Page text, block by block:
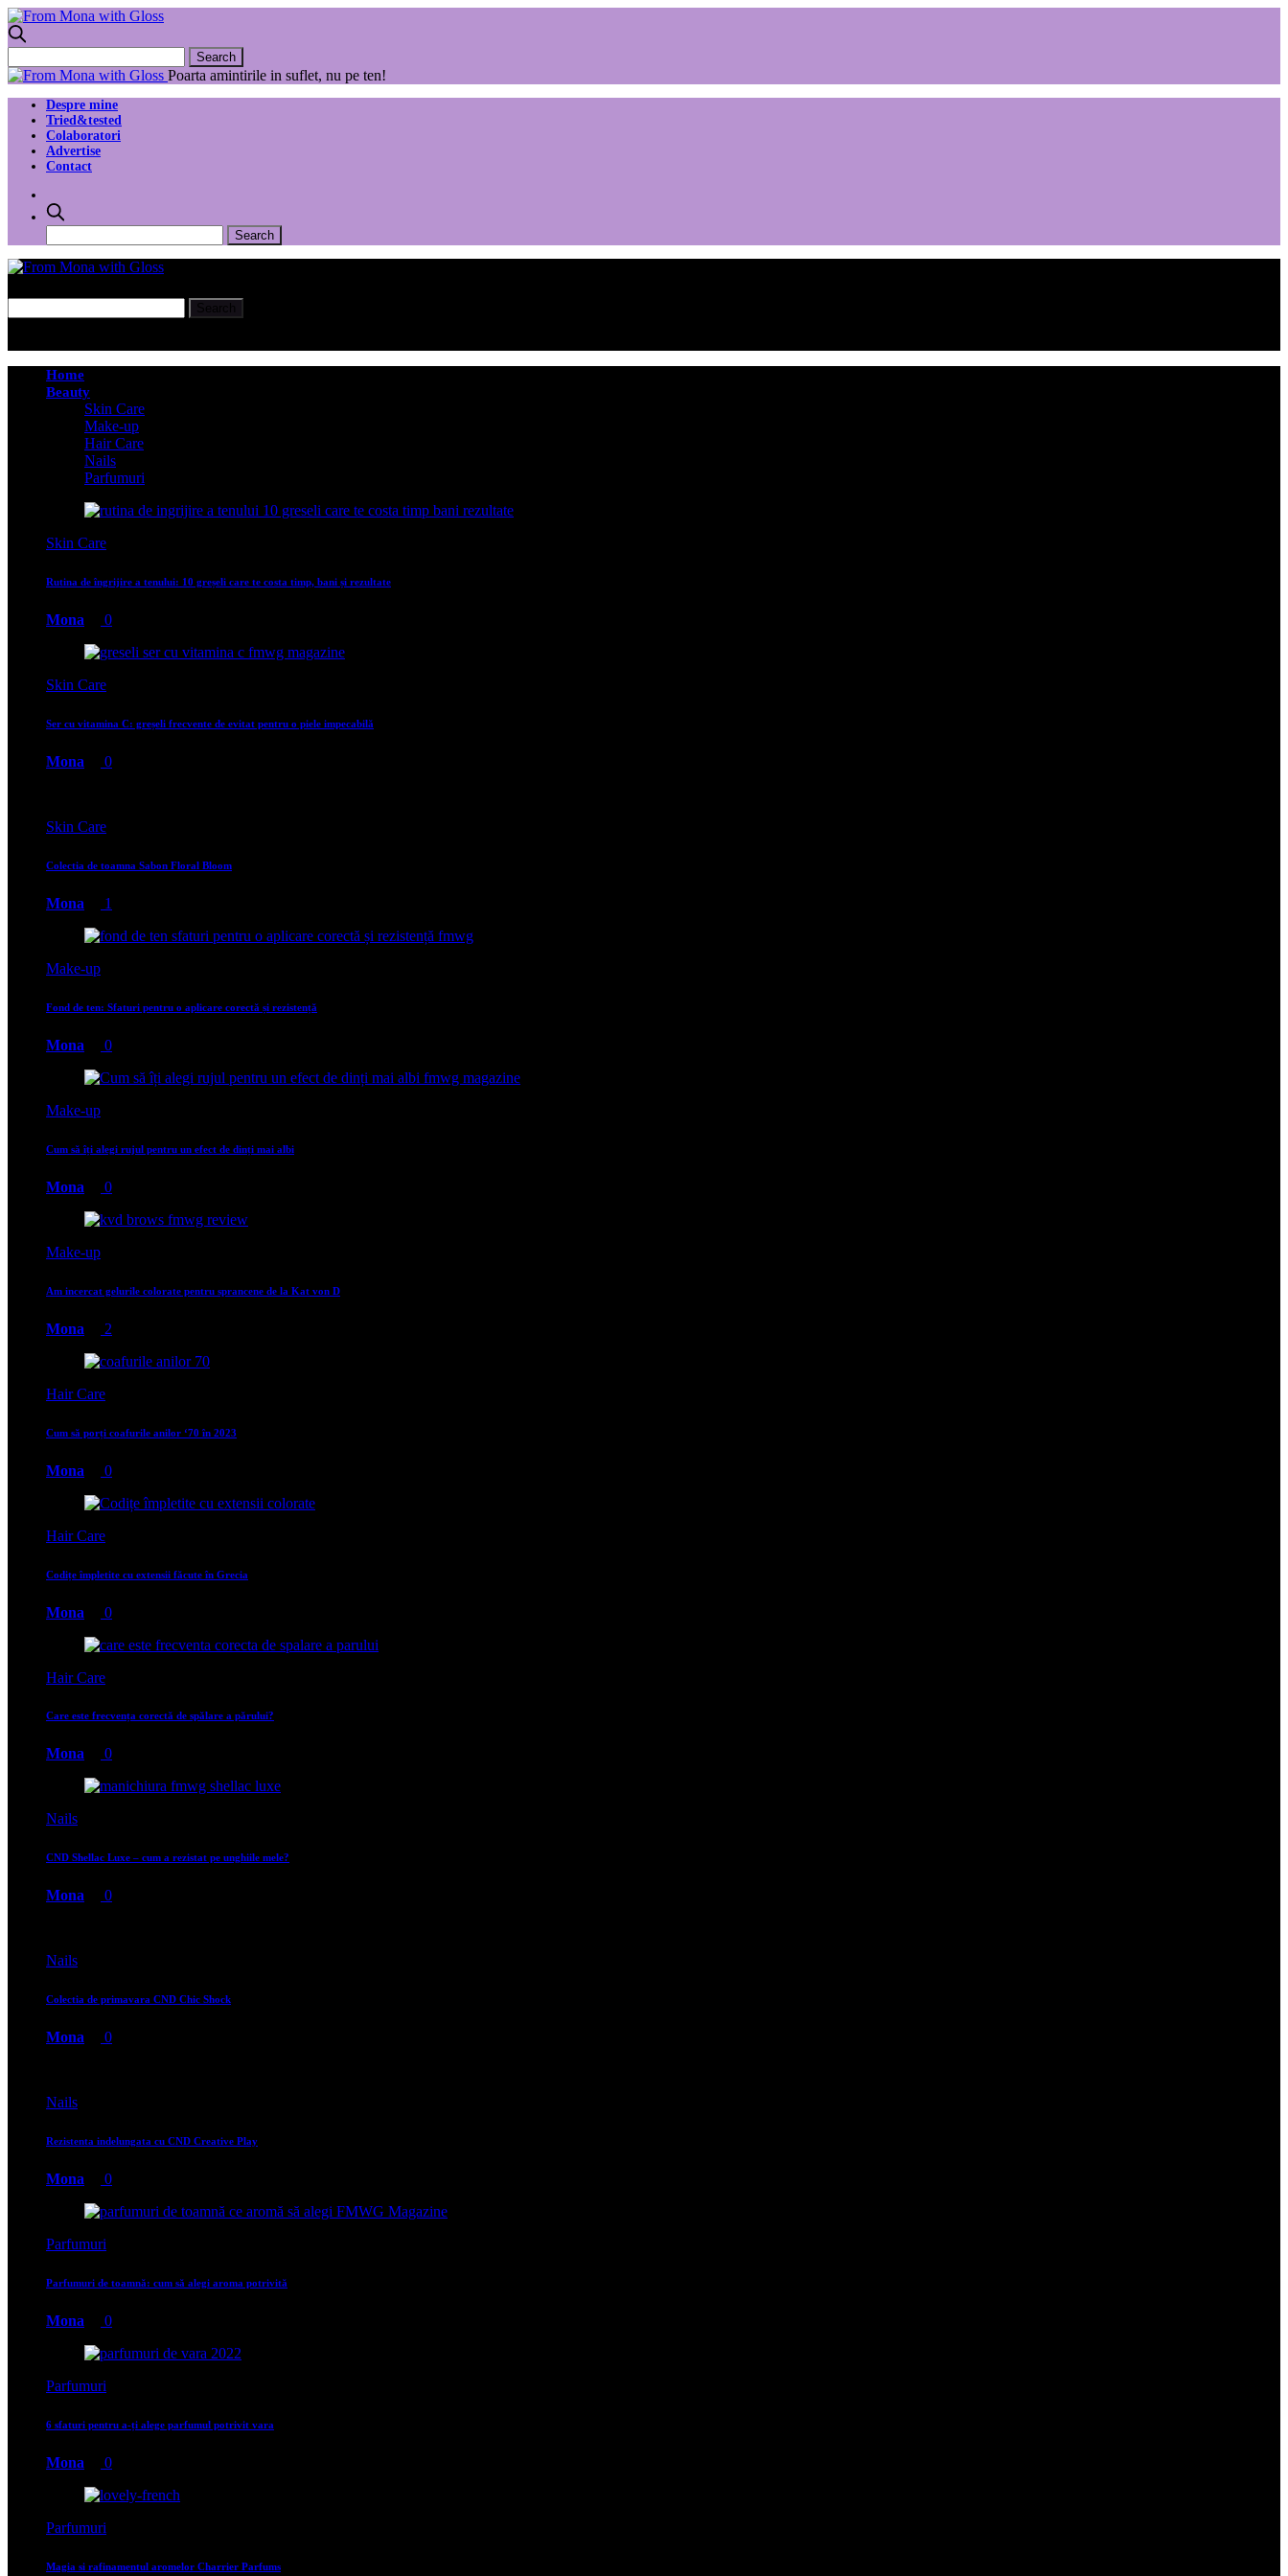
Poarta amintirile in suflet, nu pe ten!
Despre mine
Tried&tested
Colaboratori
Advertise
Contact
Home
Beauty
Skin Care
Make-up
Hair Care
Nails
Parfumuri
Skin Care
Rutina de îngrijire a tenului: 10 greșeli care te costa timp, bani și rezultate
Mona 0
Skin Care
Ser cu vitamina C: greșeli frecvente de evitat pentru o piele impecabilă
Mona 0
Skin Care
Colectia de toamna Sabon Floral Bloom
Mona 1
Make-up
Fond de ten: Sfaturi pentru o aplicare corectă și rezistență
Mona 0
Make-up
Cum să îți alegi rujul pentru un efect de dinți mai albi
Mona 0
Make-up
Am incercat gelurile colorate pentru sprancene de la Kat von D
Mona 2
Hair Care
Cum să porți coafurile anilor ‘70 în 2023
Mona 0
Hair Care
Codițe împletite cu extensii făcute în Grecia
Mona 0
Hair Care
Care este frecvența corectă de spălare a părului?
Mona 0
Nails
CND Shellac Luxe – cum a rezistat pe unghiile mele?
Mona 0
Nails
Colectia de primavara CND Chic Shock
Mona 0
Nails
Rezistenta indelungata cu CND Creative Play
Mona 0
Parfumuri
Parfumuri de toamnă: cum să alegi aroma potrivită
Mona 0
Parfumuri
6 sfaturi pentru a-ți alege parfumul potrivit vara
Mona 0
Parfumuri
Magia si rafinamentul aromelor Charrier Parfums